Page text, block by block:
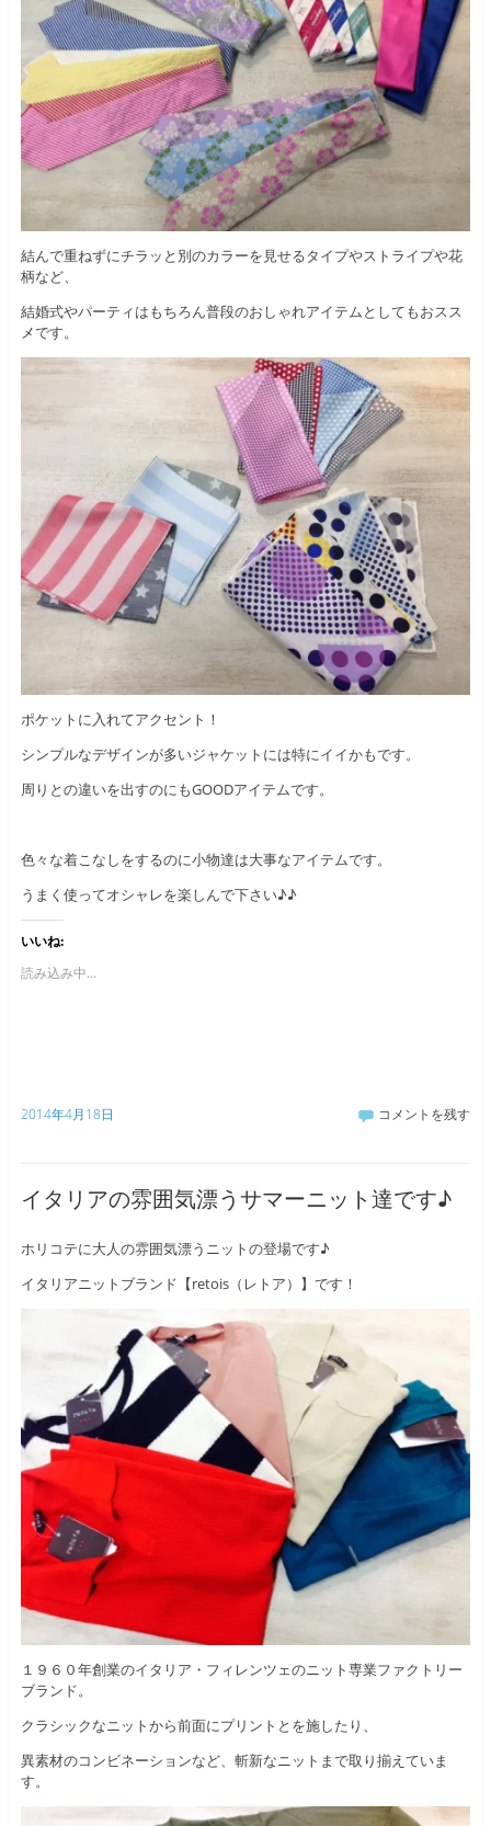
結んで重ねずにチラッと別のカラーを見せるタイプやストライプや花
柄など、
結婚式やパーティはもちろん普段のおしゃれアイテムとしてもおスス
メです。
ポケットに入れてアクセント！
シンプルなデザインが多いジャケットには特にイイかもです。
周りとの違いを出すのにもGOODアイテムです。
色々な着こなしをするのに小物達は大事なアイテムです。
うまく使ってオシャレを楽しんで下さい♪♪
いいね:
読み込み中...
2014年4月18日 コメントを残す
イタリアの雰囲気漂うサマーニット達です♪
ホリコテに大人の雰囲気漂うニットの登場です♪
イタリアニットブランド【retois（レトア）】です！
１９６０年創業のイタリア・フィレンツェのニット専業ファクトリー
ブランド。
クラシックなニットから前面にプリントとを施したり、
異素材のコンビネーションなど、斬新なニットまで取り揃えていま
す。